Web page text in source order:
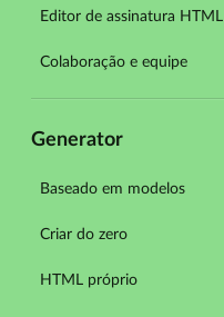
Editor de assinatura HTML
Colaboração e equipe
Generator
Baseado em modelos
Criar do zero
HTML próprio